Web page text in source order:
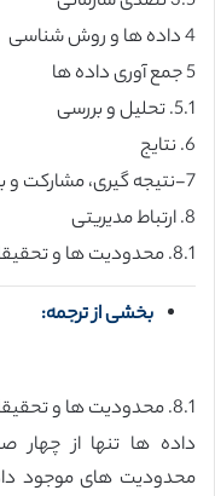
4 داده ها و روش شناسی
5 جمع آوری داده ها
5.1. تحلیل و بررسی
6. نتایج
7-نتیجه گیری، مشارکت و بحث و گفتگو
8. ارتباط مدیریتی
8.1. محدودیت ها و تحقیقات آینده
بخشی از ترجمه:
8.1. محدودیت ها و تحقیقات آینده
داده ها تنها از چهار
محدودیت های موجود